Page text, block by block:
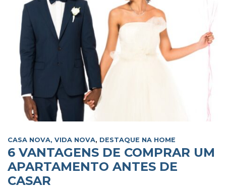
CASA NOVA, VIDA NOVA, DESTAQUE NA HOME
6 VANTAGENS DE COMPRAR UM
APARTAMENTO ANTES DE
CASAR